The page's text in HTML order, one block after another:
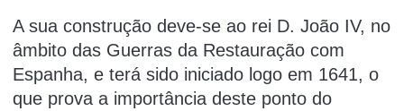
A sua construção deve-se ao rei D. João IV, no
âmbito das Guerras da Restauração com
Espanha, e terá sido iniciado logo em 1641, o
que prova a importância deste ponto do